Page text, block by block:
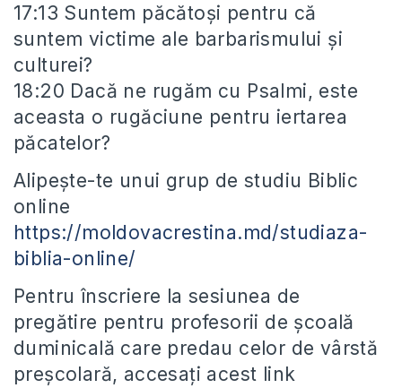
17:13 Suntem păcătoși pentru că
suntem victime ale barbarismului și
culturei?
18:20 Dacă ne rugăm cu Psalmi, este
aceasta o rugăciune pentru iertarea
păcatelor?
Alipește-te unui grup de studiu Biblic
online
https://moldovacrestina.md/studiaza-
biblia-online/
Pentru înscriere la sesiunea de
pregătire pentru profesorii de școală
duminicală care predau celor de vârstă
preșcolară, accesați acest link